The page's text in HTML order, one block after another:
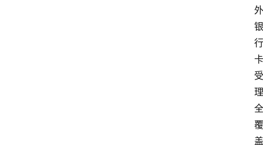
外
银
行
卡
受
理
全
覆
盖